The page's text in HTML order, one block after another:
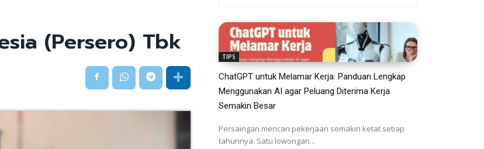
(Persero) Tbk TIPS
ChatGPT untuk Melamar Kerja: Panduan Lengkap
Menggunakan AI agar Peluang Diterima Kerja
Semakin Besar
Persaingan mencari pekerjaan semakin ketat setiap
tahunnya. Satu lowongan...